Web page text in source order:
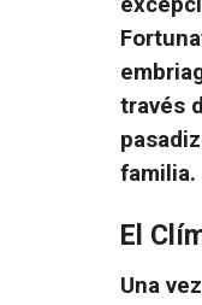
través
familia.
El
Una